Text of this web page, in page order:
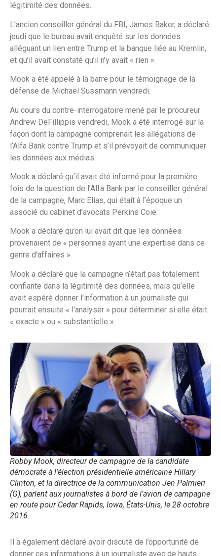
légitimité des données.
L’ancien conseiller général du FBI, James Baker, a déclaré
jeudi que le bureau avait enquêté sur les données
alléguant un lien entre Trump et la banque liée au Kremlin,
et qu’il avait constaté qu’il n’y avait « rien ».
Mook a été appelé à la barre pour le témoignage de la
défense de Michael Sussmann vendredi.
Au cours du contre-interrogatoire mené par le procureur
Andrew DeFillippis vendredi, Mook a été interrogé sur la
façon dont la campagne comprenait les allégations de
l’Alfa Bank contre Trump et s’il prévoyait de communiquer
les données aux médias.
Mook a déclaré qu’il avait été informé pour la première
fois de la question de l’Alfa Bank par le conseiller général
de la campagne, Marc Elias, qui était à l’époque un
associé du cabinet d’avocats Perkins Coie.
Mook a déclaré qu’on lui avait dit que les données
provenaient de « personnes ayant une expertise dans ce
genre d’affaires ».
Mook a déclaré que la campagne n’était pas totalement
confiante dans la légitimité des données, mais qu’elle
avait espéré donner l’information à un journaliste qui
pourrait ensuite « l’analyser » pour déterminer si elle était
« exacte » ou « substantielle ».
Robby Mook, directeur de campagne de la candidate
démocrate à l’élection présidentielle américaine Hillary
Clinton, et la directrice de la communication Jen Palmieri
(G), parlent aux journalistes à bord de l’avion de campagne
en route pour Cedar Rapids, Iowa, États-Unis, le 28 octobre
2016.
Il a également déclaré avoir discuté de l’opportunité de
donner ces informations à un journaliste avec de hauts